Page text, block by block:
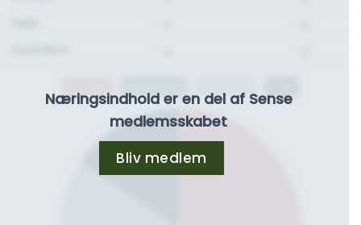
Næringsindhold er en del af Sense
medlemsskabet
Bliv medlem